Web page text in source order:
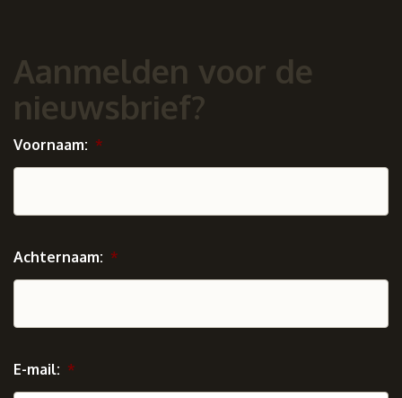
Aanmelden voor de
nieuwsbrief?
Voornaam: *
Achternaam: *
E-mail: *